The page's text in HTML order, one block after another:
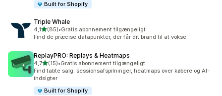
Built for Shopify
Triple Whale
4,1ud af 5 stjerner
(85)
85 anmeldelser i alt
•Gratis abonnement tilgængeligt
Find de præcise datapunkter, der får dit brand til at vokse
ReplayPRO: Replays & Heatmaps
4,7ud af 5 stjerner
(15)
15 anmeldelser i alt
•Gratis abonnement tilgængeligt
Find tabte salg: sessionsafspilninger, heatmaps over købere og AI-
indsigter
Built for Shopify